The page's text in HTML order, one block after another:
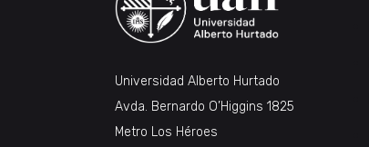
Universidad Alberto Hurtado
Avda. Bernardo O’Higgins 1825
Metro Los Héroes